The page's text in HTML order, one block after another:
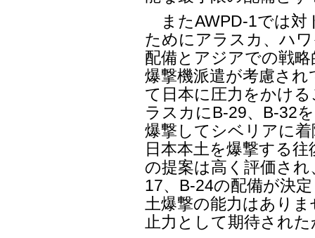
またAWPD-1では対
ためにアラスカ、ハ
配備とアジアでの戦
爆撃機派遣が考慮さ
て日本に圧力をかけ
ラスカにB-29、B-32
爆撃してシベリアに
日本本土を爆撃する
の提案は高く評価さ
17、B-24の配備が決
土爆撃の能力はあり
止力として期待され